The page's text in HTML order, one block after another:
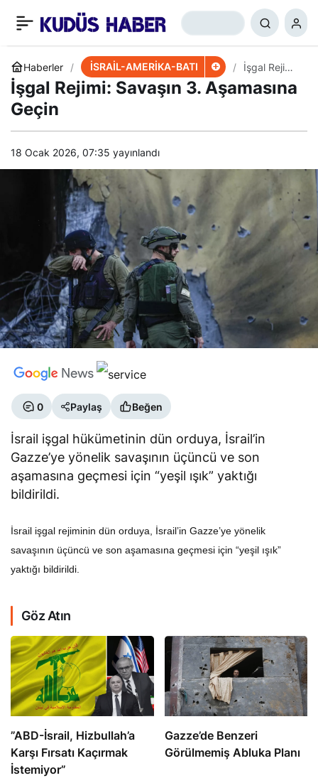
Haberler İSRAİL-AMERİKA-BATI
İşgal Rejimi:
Aşamasına
İşgal Rejimi: Savaşın 3. Aşamasına
Geçin
18 Ocak 2026, 07:35 yayınlandı
0 Paylaş Beğen
İsrail işgal hükümetinin dün orduya, İsrail’in
Gazze’ye yönelik savaşının üçüncü ve son
aşamasına geçmesi için “yeşil ışık” yaktığı
bildirildi.
İsrail işgal rejiminin dün orduya, İsrail’in Gazze’ye yönelik
savaşının üçüncü ve son aşamasına geçmesi için “yeşil ışık”
yaktığı bildirildi.
Göz Atın
​​​​​​​”ABD-İsrail, Hizbullah’a
Karşı Fırsatı Kaçırmak
İstemiyor”
​​​​​​​Gazze’de Benzeri
Görülmemiş Abluka Planı
İsrailli Kuruluş: Hizbullah,
2.295 Hedefi Vurdu
+ 0 Paylaş